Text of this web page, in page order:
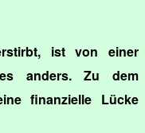
ist von einer
anders. Zu dem
finanzielle Lücke